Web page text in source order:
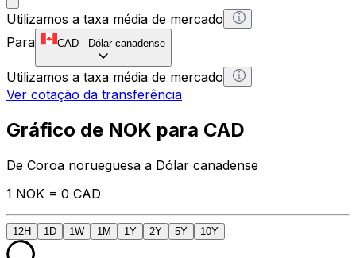
Utilizamos a taxa média de mercado
Para
CAD - Dólar canadense
Utilizamos a taxa média de mercado
Ver cotação da transferência
Gráfico de NOK para CAD
De Coroa norueguesa a Dólar canadense
1 NOK = 0 CAD
12H 1D 1W 1M 1Y 2Y 5Y 10Y